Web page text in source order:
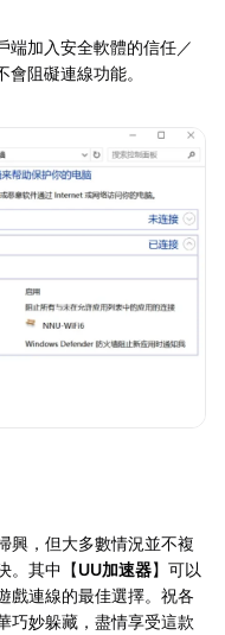
端加入安全軟體的信任／
阻礙連線功能。
興，但大多數情況並不複
。其中【UU加速器】可以
戲連線的最佳選擇。祝各
巧妙躲藏，盡情享受這款